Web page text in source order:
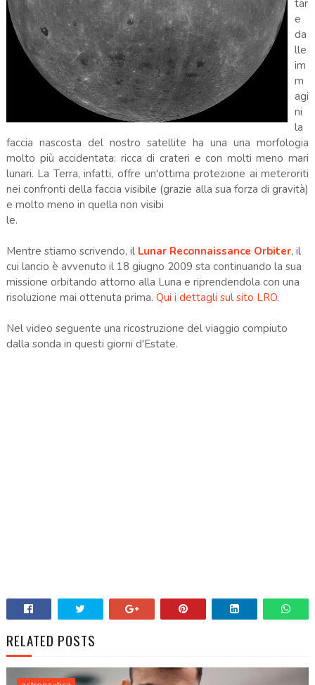
tar
e
da
lle
im
m
agi
ni
la
faccia nascosta del nostro satellite ha una una morfologia
molto più accidentata: ricca di crateri e con molti meno mari
lunari. La Terra, infatti, offre un'ottima protezione ai meteroriti
nei confronti della faccia visibile (grazie alla sua forza di gravità)
e molto meno in quella non visibi
le.
Mentre stiamo scrivendo, il Lunar Reconnaissance Orbiter, il
cui lancio è avvenuto il 18 giugno 2009 sta continuando la sua
missione orbitando attorno alla Luna e riprendendola con una
risoluzione mai ottenuta prima. Qui i dettagli sul sito LRO.
Nel video seguente una ricostruzione del viaggio compiuto
dalla sonda in questi giorni d'Estate.
RELATED POSTS